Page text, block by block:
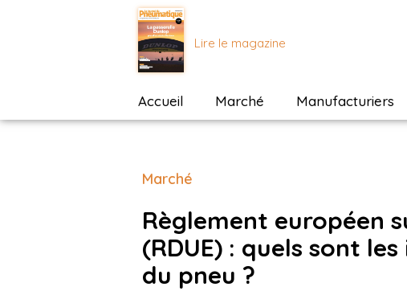
Lire le magazine
Accueil Marché Manufacturiers
Marché
Règlement européen
(RDUE) : quels sont
du pneu ?